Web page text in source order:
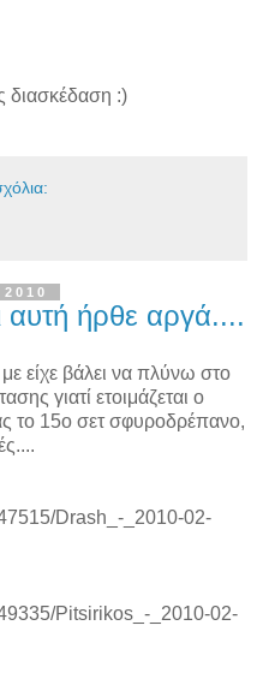
διασκέδαση :)
ήρθε αργά....
είχε βάλει να πλύνω στο
γιατί ετοιμάζεται ο
το 15ο σετ σφυροδρέπανο,
Drash_-_2010-02-
Pitsirikos_-_2010-02-